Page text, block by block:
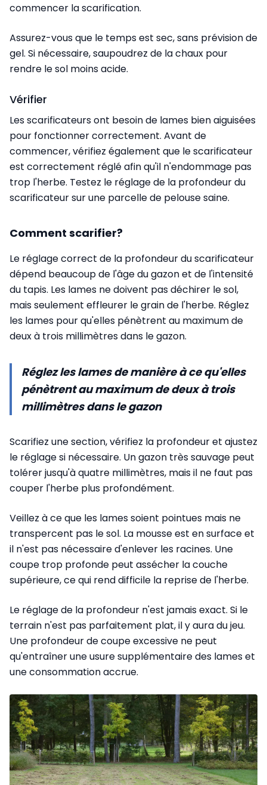
commencer la scarification.
Assurez-vous que le temps est sec, sans prévision de
gel. Si nécessaire, saupoudrez de la chaux pour
rendre le sol moins acide.
Vérifier
Les scarificateurs ont besoin de lames bien aiguisées
pour fonctionner correctement. Avant de
commencer, vérifiez également que le scarificateur
est correctement réglé afin qu'il n'endommage pas
trop l'herbe. Testez le réglage de la profondeur du
scarificateur sur une parcelle de pelouse saine.
Comment scarifier?
Le réglage correct de la profondeur du scarificateur
dépend beaucoup de l'âge du gazon et de l'intensité
du tapis. Les lames ne doivent pas déchirer le sol,
mais seulement effleurer le grain de l'herbe. Réglez
les lames pour qu'elles pénètrent au maximum de
deux à trois millimètres dans le gazon.
Réglez les lames de manière à ce qu'elles
pénètrent au maximum de deux à trois
millimètres dans le gazon
Scarifiez une section, vérifiez la profondeur et ajustez
le réglage si nécessaire. Un gazon très sauvage peut
tolérer jusqu'à quatre millimètres, mais il ne faut pas
couper l'herbe plus profondément.
Veillez à ce que les lames soient pointues mais ne
transpercent pas le sol. La mousse est en surface et
il n'est pas nécessaire d'enlever les racines. Une
coupe trop profonde peut assécher la couche
supérieure, ce qui rend difficile la reprise de l'herbe.
Le réglage de la profondeur n'est jamais exact. Si le
terrain n'est pas parfaitement plat, il y aura du jeu.
Une profondeur de coupe excessive ne peut
qu'entraîner une usure supplémentaire des lames et
une consommation accrue.